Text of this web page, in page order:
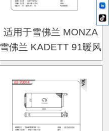
适用于雪佛兰 MONZA
雪佛兰 KADETT 91暖风